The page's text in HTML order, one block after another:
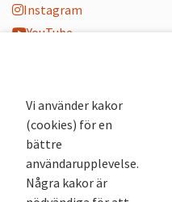
Instagram
YouTube
Nyhetsbrev
Andra webbplatser
Arkivsök
Fornsök
Vi använder kakor
(cookies) för en
bättre
användarupplevelse.
Några kakor är